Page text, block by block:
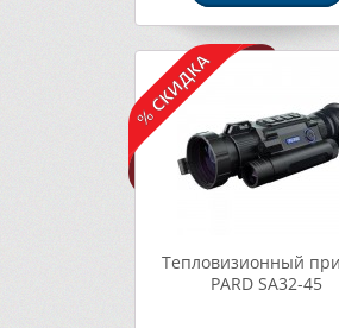
Тепловизионный
PARD SA32-45